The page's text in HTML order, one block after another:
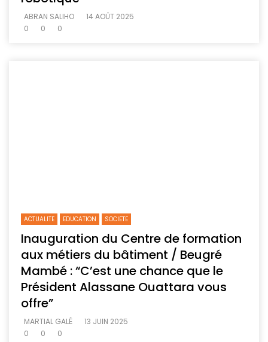
ABRAN SALIHO
14 AOÛT 2025
0
0 0
ACTUALITE EDUCATION SOCIETE
Inauguration du Centre de formation
aux métiers du bâtiment / Beugré
Mambé : “C’est une chance que le
Président Alassane Ouattara vous
offre”
MARTIAL GALÉ
13 JUIN 2025
0
0 0